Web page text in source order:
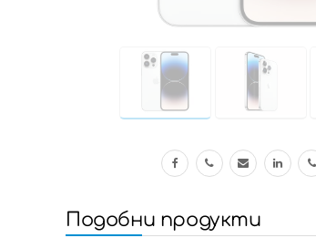
Подобни продукти